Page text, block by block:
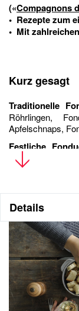
(«Compagnons
• Rezepte zum
• Mit
Kurz gesagt
Traditionelle
Röhrlingen,
Apfelschnaps,
Festliche
Champagner-
mit
Exotische
Ingwer und
Gemüse-
Marroni, Fondue
Details